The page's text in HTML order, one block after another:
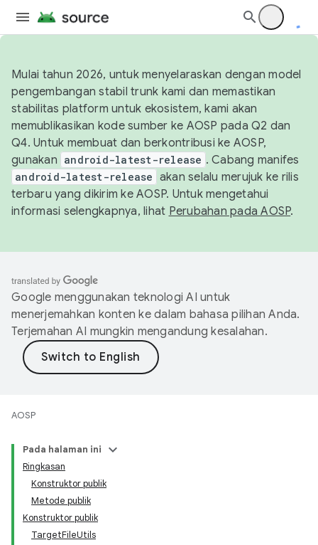
Mulai tahun 2026, untuk menyelaraskan dengan model
pengembangan stabil trunk kami dan memastikan
stabilitas platform untuk ekosistem, kami akan
memublikasikan kode sumber ke AOSP pada Q2 dan
Q4. Untuk membuat dan berkontribusi ke AOSP,
gunakan android-latest-release . Cabang manifes
android-latest-release akan selalu merujuk ke rilis
terbaru yang dikirim ke AOSP. Untuk mengetahui
informasi selengkapnya, lihat Perubahan pada AOSP.
Google menggunakan teknologi AI untuk
menerjemahkan konten ke dalam bahasa pilihan Anda.
Terjemahan AI mungkin mengandung kesalahan.
AOSP
Pada halaman ini
Ringkasan
Konstruktor publik
Metode publik
Konstruktor publik
TargetFileUtils